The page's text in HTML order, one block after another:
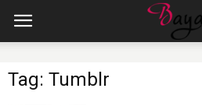
Tag: Tumblr